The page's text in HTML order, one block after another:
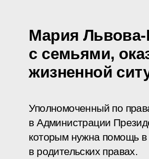
Мария Львова-
с семьями,
жизненной
Уполномоченный по
в Администрации
которым нужна помощь в
в родительских правах.